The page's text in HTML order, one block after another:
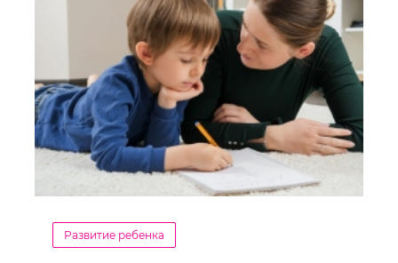
Развитие ребенка